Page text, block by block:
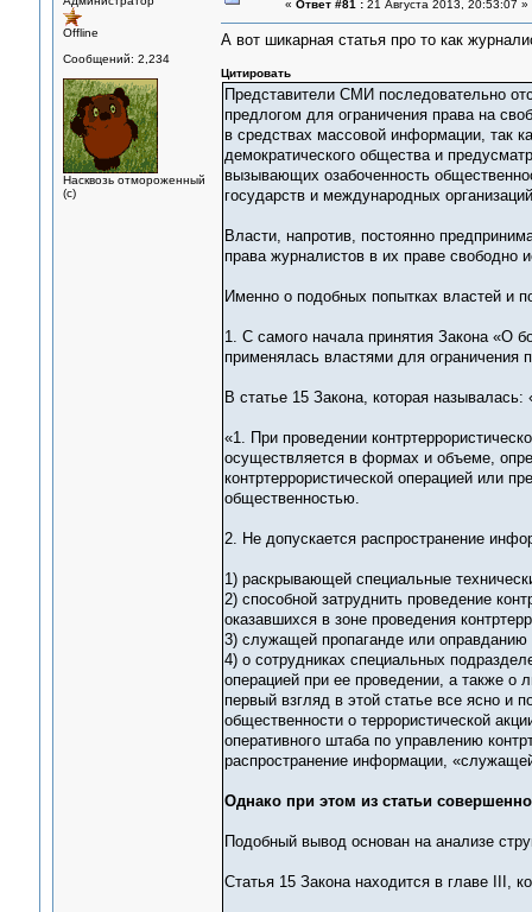
Offline
Сообщений: 2,234
Насквозь отмороженный
(с)
« Ответ #81 :21 Августа 2013, 20:53:07 »
А вот шикарная статья про то как
Цитировать
Представители СМИ последовательно
предлогом для ограничения права на
в средствах массовой информации, так
демократического общества и
вызывающих озабоченность
государств и международных
Власти, напротив, постоянно
права журналистов в их праве свободно
Именно о подобных попытках властей и
1. С самого начала принятия Закона «О
применялась властями для ограничения
В статье 15 Закона, которая
«1. При проведении
осуществляется в формах и объеме,
контртеррористической операцией или
общественностью.
2. Не допускается распространение
1) раскрывающей специальные
2) способной затруднить проведение
оказавшихся в зоне проведения
3) служащей пропаганде или оправданию
4) о сотрудниках специальных
операцией при ее проведении, а также о
первый взгляд в этой статье все ясно и
общественности о террористической
оперативного штаба по управлению
распространение информации,
Однако при этом из статьи
Подобный вывод основан на анализе
Статья 15 Закона находится в главе III,